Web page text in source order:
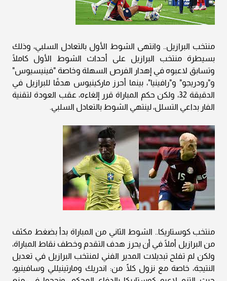
منتخب البرازيل.. وانتهى الشوط الأول بالتعادل السلبي، وذلك
بسيطرة منتخب البرازيل على أحداث الشوط الأول كاملًا
وتسابق لاعبوه في إهدار الفرص السهلة وخاصة "فينيسيوس"
و"رودريجو" و"رافينيا"، بينما أحرز ماركينيوس هدفًا للبرازيل في
الدقيقة 32، ولكن حكم المباراة قرر إلغاءه، عقب العودة لتقنية
الفار بداعي التسلل، لينتهي الشوط بالتعادل السلبي.
منتخب كوستاريكا.. الشوط الثاني من المباراة بدأ بضغط مكثف
من البرازيل أملًا في أن يحرز هدف التقدم وخطف نقاط المباراة،
ولكن لم تفلح تبديلات المدير الفني لمنتخب البرازيل في تعديل
النتيجة، خاصة مع نزول كلًَا من: اندريك ومارتينيللي وسافينيو،